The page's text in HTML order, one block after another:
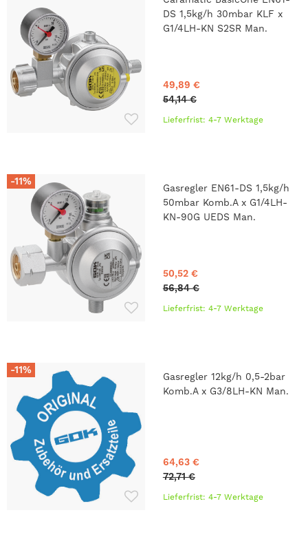
DS 1,5kg/h 30mbar KLF x
G1/4LH-KN S2SR Man.
49,89 €
54,14 €
Lieferfrist: 4-7 Werktage
-11%
Gasregler EN61-DS 1,5kg/h
50mbar Komb.A x G1/4LH-
KN-90G UEDS Man.
50,52 €
56,84 €
Lieferfrist: 4-7 Werktage
-11%
Gasregler 12kg/h 0,5-2bar
Komb.A x G3/8LH-KN Man.
64,63 €
72,71 €
Lieferfrist: 4-7 Werktage